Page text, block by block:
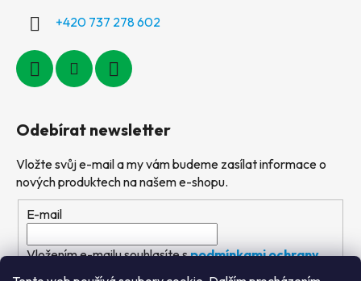
+420 737 278 602
Odebírat newsletter
Vložte svůj e-mail a my vám budeme zasílat informace o
nových produktech na našem e-shopu.
E-mail
Vložením e-mailu souhlasíte spodmínkami ochrany
osobních údajů